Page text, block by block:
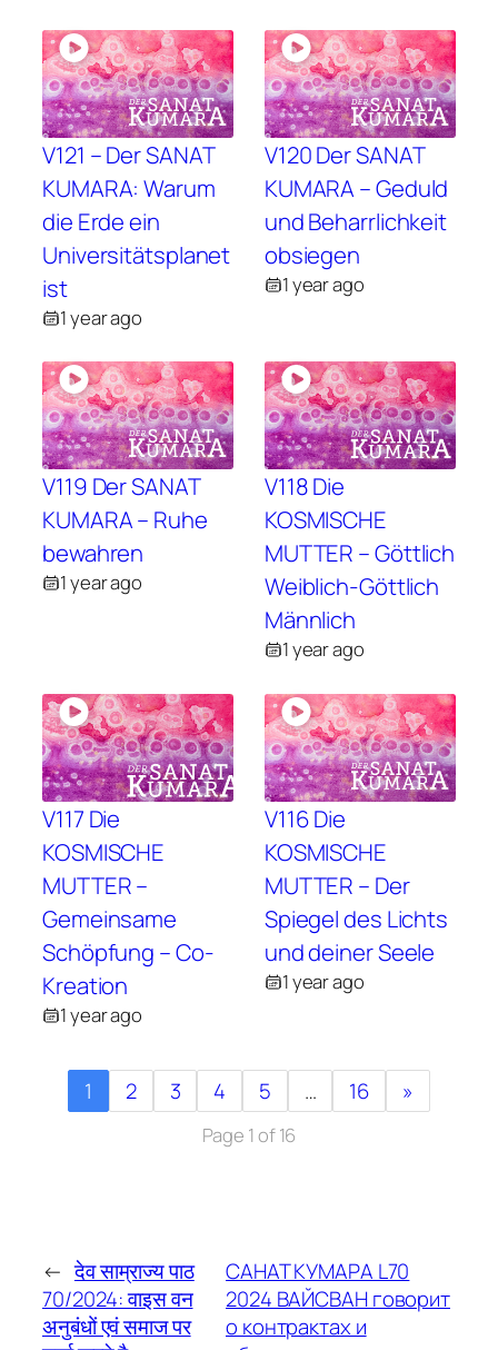
V121 – Der SANAT
KUMARA: Warum
die Erde ein
Universitätsplanet
ist
1 year ago
V120 Der SANAT
KUMARA – Geduld
und Beharrlichkeit
obsiegen
1 year ago
V119 Der SANAT
KUMARA – Ruhe
bewahren
1 year ago
V118 Die
KOSMISCHE
MUTTER – Göttlich
Weiblich-Göttlich
Männlich
1 year ago
V117 Die
KOSMISCHE
MUTTER –
Gemeinsame
Schöpfung – Co-
Kreation
1 year ago
V116 Die
KOSMISCHE
MUTTER – Der
Spiegel des Lichts
und deiner Seele
1 year ago
1 2 3 4 5 … 16 »
Page 1 of 16
← देव साम्राज्य पाठ
70/2024: वाइस वन
अनुबंधों एवं समाज पर
САНАТ КУМАРА L70
2024 ВАЙСВАН говорит
о контрактах и